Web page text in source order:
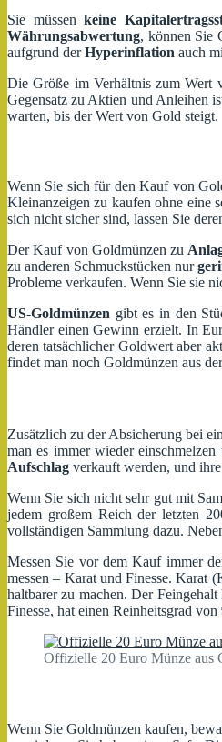
Sie müssenkeine
Währungsabwertung, können Sie
aufgrund derHyperinflation auch
Die Größe im Verhältnis zum Wert
Gegensatz zu Aktien und Anleihen
warten, bis der Wert von Gold steigt.
Wenn Sie sich für den Kauf von
Kleinanzeigen zu kaufen ohne eine
sich nicht sicher sind, lassen Sie
Der Kauf von Goldmünzen zu
zu anderen Schmuckstücken nur
Probleme verkaufen. Wenn Sie sie
US-Goldmünzen gibt es in den
Händler einen Gewinn erzielt. In
deren tatsächlicher Goldwert aber
findet man noch Goldmünzen aus
Zusätzlich zu der Absicherung bei
man es immer wieder
Aufschlag verkauft werden, und
Wenn Sie sich nicht sehr gut mit
jedem großem Reich der letzten
vollständigen Sammlung dazu.
Messen Sie vor dem Kauf immer
messen – Karat und Finesse. Karat
haltbarer zu machen. Der
Finesse, hat einen Reinheitsgrad von
Offizielle 20 Euro Münze aus
Wenn Sie Goldmünzen kaufen,